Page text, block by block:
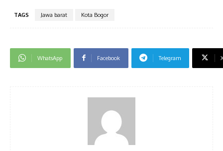
TAGS Jawa barat Kota Bogor
WhatsApp Facebook Telegram